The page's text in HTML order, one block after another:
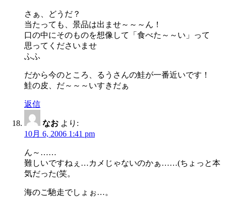
さぁ、どうだ？
当たっても、景品は出ませ～～～ん！
口の中にそのものを想像して「食べた～～い」って
思ってくださいませ
ふふ
だから今のところ、るうさんの鮭が一番近いです！
鮭の皮、だ～～～いすきだぁ
返信
なお より:
10月 6, 2006 1:41 pm
ん～……
難しいですねぇ…カメじゃないのかぁ……(ちょっと本
気だった(笑。
海のご馳走でしょぉ…。